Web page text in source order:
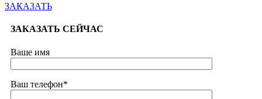
ЗАКАЗАТЬ
ЗАКАЗАТЬ СЕЙЧАС
Ваше имя
Ваш телефон*